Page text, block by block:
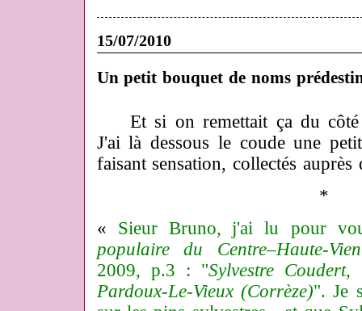
15/07/2010
Un petit bouquet de noms
Et si on remettait ça du côté
J'ai là dessous le coude une
faisant sensation, collectés
*
« Sieur Bruno, j'ai lu pour
populaire du Centre–Haute-
2009, p.3 : "Sylvestre
Pardoux-Le-Vieux (Corrèze)". Je